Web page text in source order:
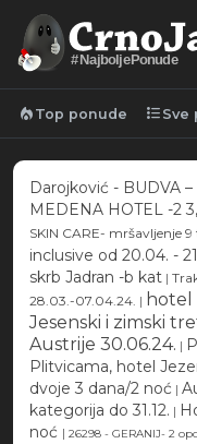
#NajboljePonude
local_fire_department Top ponude format_list_bulleted Sve
Darojković - BUDVA
MEDENA HOTEL -2
SKIN CARE- mršavljenje
inclusive od 20.04. -
skrb Jadran -b kat |
28.03.-07.04.24. | hotel
Jesenski i zimski
Austrije 30.06.24. |
Plitvicama, hotel
dvoje 3 dana/2 noć |
kategorija do 31.12. |
noć | 26298 - GERANIJ- 2